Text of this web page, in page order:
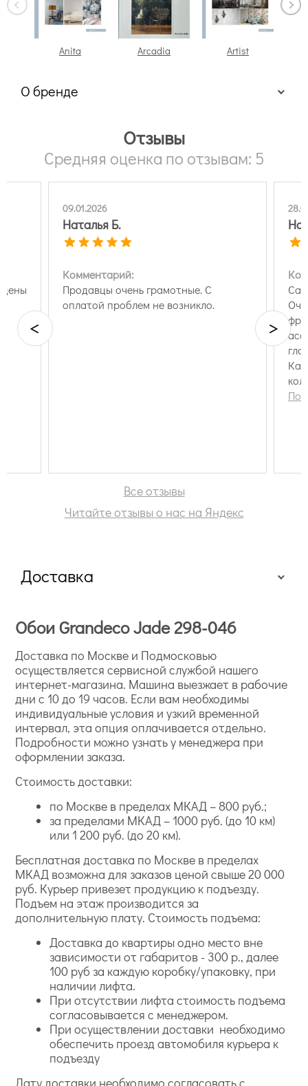
Anita Arcadia Artist
О бренде
Отзывы
Средняя оценка по отзывам: 5
09.01.2026
Наталья Б.
Комментарий:
Продавцы очень грамотные. С
оплатой проблем не возникло.
< >
Все отзывы
Читайте отзывы о нас на Яндекс
Доставка
Обои Grandeco Jade 298-046
Доставка по Москве и Подмосковью
осуществляется сервисной службой нашего
интернет-магазина. Машина выезжает в рабочие
дни с 10 до 19 часов. Если вам необходимы
индивидуальные условия и узкий временной
интервал, эта опция оплачивается отдельно.
Подробности можно узнать у менеджера при
оформлении заказа.
Стоимость доставки:
по Москве в пределах МКАД – 800 руб.;
за пределами МКАД – 1000 руб. (до 10 км)
или 1 200 руб. (до 20 км).
Бесплатная доставка по Москве в пределах
МКАД возможна для заказов ценой свыше 20 000
руб. Курьер привезет продукцию к подъезду.
Подъем на этаж производится за
дополнительную плату. Стоимость подъема:
Доставка до квартиры одно место вне
зависимости от габаритов - 300 р., далее
100 руб за каждую коробку/упаковку, при
наличии лифта.
При отсутствии лифта стоимость подъема
согласовывается с менеджером.
При осуществлении доставки необходимо
обеспечить проезд автомобиля курьера к
подъезду
Дату доставки необходимо согласовать с